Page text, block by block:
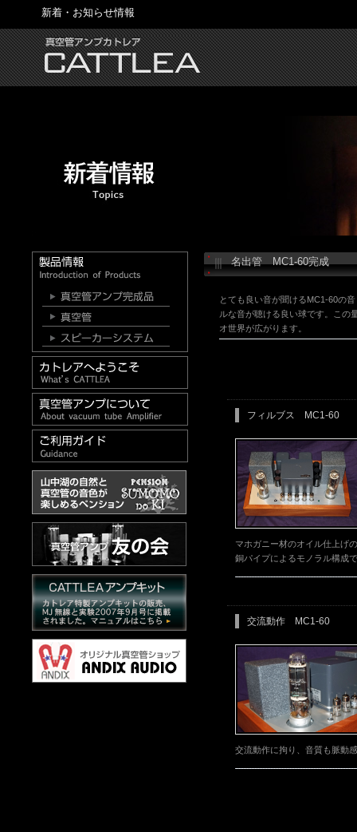
新着・お知らせ情報
名出管 MC1-60完成
とても良い音が聞けるMC1-60の
ルな音が聴ける良い球です。この
オ世界が広がります。
フィルブス MC1-60
マホガニー材のオイル仕上げ
銅パイプによるモノラル構成
交流動作 MC1-60
交流動作に拘り、音質も脈動